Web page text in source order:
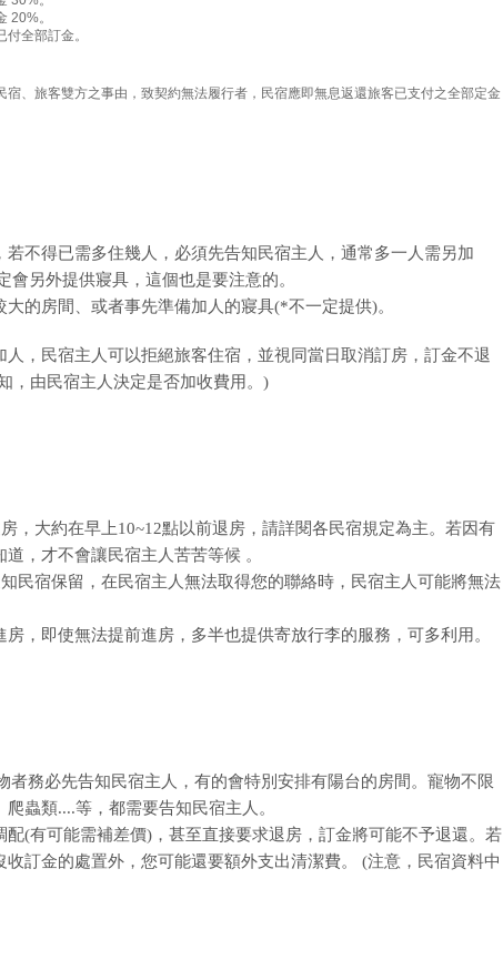
。
付全部訂金。
、旅客雙方之事由，致契約無法履行者，民宿應即無息返還旅客已支付之全部定金
不得已需多住幾人，必須先告知民宿主人，通常多一人需另加
另外提供寢具，這個也是要注意的。
的房間、或者事先準備加人的寢具(*不一定提供)。
，民宿主人可以拒絕旅客住宿，並視同當日取消訂房，訂金不退
，由民宿主人決定是否加收費用。)
，大約在早上10~12點以前退房，請詳閱各民宿規定為主。若因有
，才不會讓民宿主人苦苦等候 。
民宿保留，在民宿主人無法取得您的聯絡時，民宿主人可能將無法
，即使無法提前進房，多半也提供寄放行李的服務，可多利用。
務必先告知民宿主人，有的會特別安排有陽台的房間。寵物不限
蟲類....等，都需要告知民宿主人。
(有可能需補差價)，甚至直接要求退房，訂金將可能不予退還。若
訂金的處置外，您可能還要額外支出清潔費。 (注意，民宿資料中